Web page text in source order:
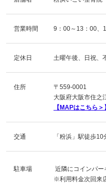
営業時間 9：00～13：00、
定休日 土曜午後、日祝、
住所
〒559-0001
大阪府大阪市住之
【MAPはこちら＞】
交通 「粉浜」駅徒歩
駐車場
近隣にコインパー
※利用料金次回来